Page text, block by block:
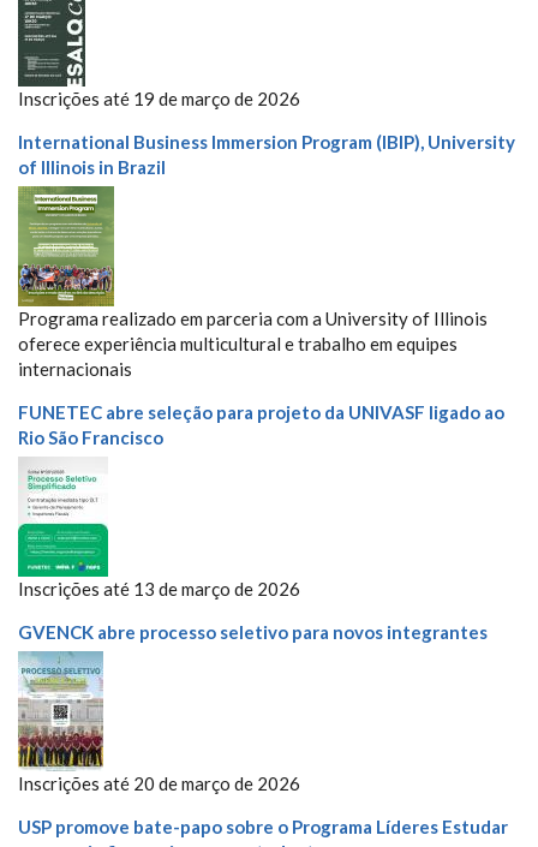
Inscrições até 19 de março de 2026
International Business Immersion Program (IBIP), University
of Illinois in Brazil
Programa realizado em parceria com a University of Illinois
oferece experiência multicultural e trabalho em equipes
internacionais
FUNETEC abre seleção para projeto da UNIVASF ligado ao
Rio São Francisco
Inscrições até 13 de março de 2026
GVENCK abre processo seletivo para novos integrantes
Inscrições até 20 de março de 2026
USP promove bate-papo sobre o Programa Líderes Estudar